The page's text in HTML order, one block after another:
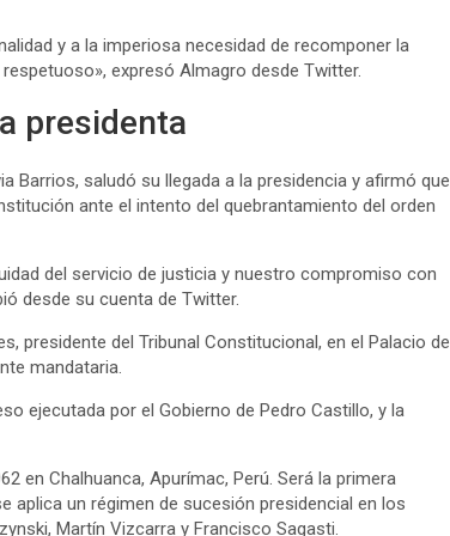
y a la imperiosa necesidad de recomponer la
expresó Almagro desde Twitter.
presidenta
Barrios, saludó su llegada a la presidencia y afirmó que
ante el intento del quebrantamiento del orden
del servicio de justicia y nuestro compromiso con
desde su cuenta de Twitter.
presidente del Tribunal Constitucional, en el Palacio de
mandataria.
ejecutada por el Gobierno de Pedro Castillo, y la
en Chalhuanca, Apurímac, Perú. Será la primera
aplica un régimen de sucesión presidencial en los
Martín Vizcarra y Francisco Sagasti.